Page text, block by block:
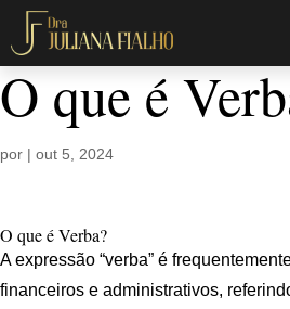
O que é
por | out 5, 2024
O que é Verba?
A expressão “verba” é
financeiros e administrativos,